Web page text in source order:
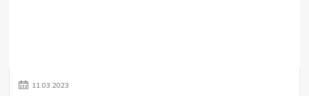
11.03.2023